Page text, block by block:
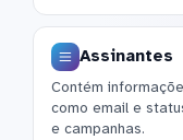
Assinantes
Contém
como email e
e campanhas.